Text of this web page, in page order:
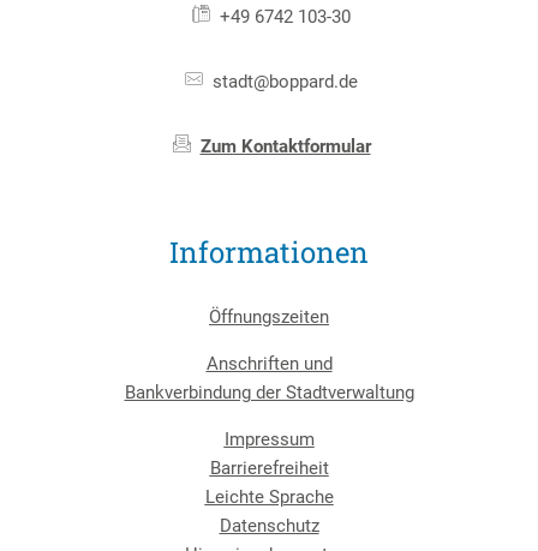
+49 6742 103-30
stadt@boppard.de
Zum Kontaktformular
Informationen
Öffnungszeiten
Anschriften und
Bankverbindung der Stadtverwaltung
Impressum
Barrierefreiheit
Leichte Sprache
Datenschutz